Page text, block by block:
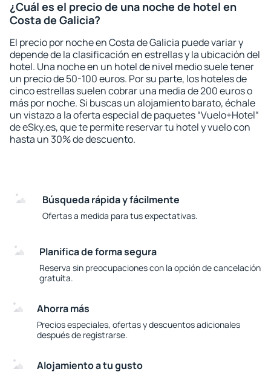
¿Cuál es el precio de una noche de hotel en
Costa de Galicia?
El precio por noche en Costa de Galicia puede variar y
depende de la clasificación en estrellas y la ubicación del
hotel. Una noche en un hotel de nivel medio suele tener
un precio de 50-100 euros. Por su parte, los hoteles de
cinco estrellas suelen cobrar una media de 200 euros o
más por noche. Si buscas un alojamiento barato, échale
un vistazo a la oferta especial de paquetes “Vuelo+Hotel“
de eSky.es, que te permite reservar tu hotel y vuelo con
hasta un 30% de descuento.
Búsqueda rápida y fácilmente
Ofertas a medida para tus expectativas.
Planifica de forma segura
Reserva sin preocupaciones con la opción de cancelación
gratuita.
Ahorra más
Precios especiales, ofertas y descuentos adicionales
después de registrarse.
Alojamiento a tu gusto